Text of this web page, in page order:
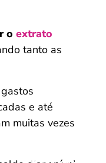
o extrato
tanto as
e até
muitas vezes